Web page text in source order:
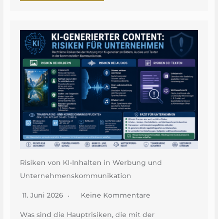
Risiken von KI-Inhalten in Werbung und
Unternehmenskommunikation
11. Juni 2026 Keine Kommentare
Was sind die Hauptrisiken, die mit der